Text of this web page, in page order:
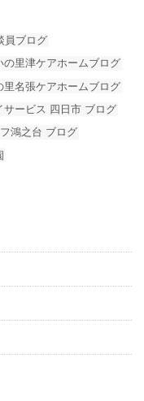
員ブログ
の里津ケアホームブログ
里名張ケアホームブログ
サービス 四日市 ブログ
鴻之台 ブログ